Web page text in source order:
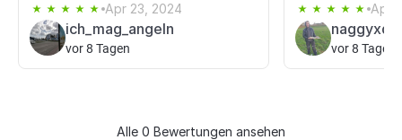
Apr 23, 2024
ich_mag_angeln
vor 8 Tagen
Apr
naggyxd
vor 8 Tagen
Alle 0 Bewertungen ansehen